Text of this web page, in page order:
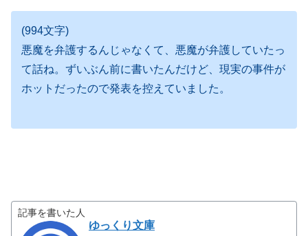
(994文字)
悪魔を弁護するんじゃなくて、悪魔が弁護していたっ
て話ね。ずいぶん前に書いたんだけど、現実の事件が
ホットだったので発表を控えていました。
記事を書いた人
ゆっくり文庫